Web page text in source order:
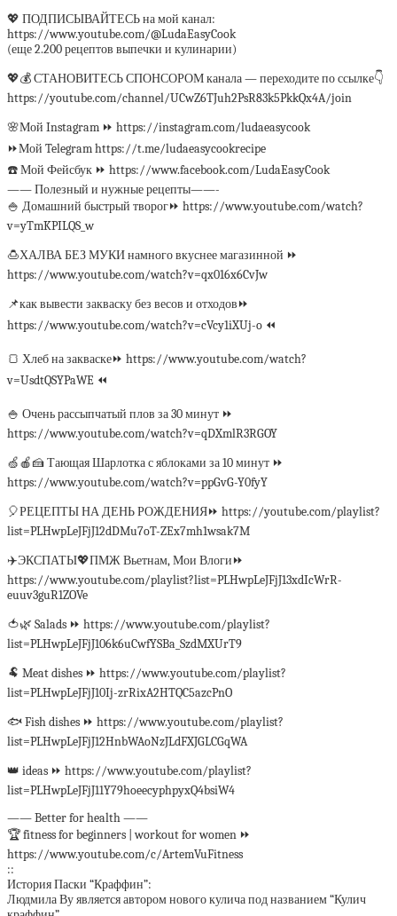
💖 ПОДПИСЫВАЙТЕСЬ на мой канал:
https://www.youtube.com/@LudaEasyCook
(еще 2.200 рецептов выпечки и кулинарии)
💖💰 СТАНОВИТЕСЬ СПОНСОРОМ канала — переходите по ссылке👇
https://youtube.com/channel/UCwZ6TJuh2PsR83k5PkkQx4A/join
🌸Мой Instagram ⏩ https://instagram.com/ludaeasycook
⏩Мой Telegram https://t.me/ludaeasycookrecipe
☎️ Мой Фейсбук ⏩ https://www.facebook.com/LudaEasyCook
—— Полезный и нужные рецепты——-
🍚 Домашний быстрый творог⏩ https://www.youtube.com/watch?
v=yTmKPILQS_w
🍮ХАЛВА БЕЗ МУКИ намного вкуснее магазинной ⏩
https://www.youtube.com/watch?v=qx016x6CvJw
📌как вывести закваску без весов и отходов⏩
https://www.youtube.com/watch?v=cVcy1iXUj-o ⏪
🍞 Хлеб на закваске⏩ https://www.youtube.com/watch?
v=UsdtQSYPaWE ⏪
🍚 Очень рассыпчатый плов за 30 минут ⏩
https://www.youtube.com/watch?v=qDXmlR3RGOY
🍏🍎🍰 Тающая Шарлотка с яблоками за 10 минут ⏩
https://www.youtube.com/watch?v=ppGvG-Y0fyY
🎈РЕЦЕПТЫ НА ДЕНЬ РОЖДЕНИЯ⏩ https://youtube.com/playlist?
list=PLHwpLeJFjJ12dDMu7oT-ZEx7mh1wsak7M
✈️ЭКСПАТЫ💖ПМЖ Вьетнам, Мои Влоги⏩
https://www.youtube.com/playlist?list=PLHwpLeJFjJ13xdIcWrR-
euuv3guR1ZOVe
🍅🌿 Salads ⏩ https://www.youtube.com/playlist?
list=PLHwpLeJFjJ106k6uCwfYSBa_SzdMXUrT9
🐏 Meat dishes ⏩ https://www.youtube.com/playlist?
list=PLHwpLeJFjJ10Ij-zrRixA2HTQC5azcPnO
🐟 Fish dishes ⏩ https://www.youtube.com/playlist?
list=PLHwpLeJFjJ12HnbWAoNzJLdFXJGLCGqWA
👑 ideas ⏩ https://www.youtube.com/playlist?
list=PLHwpLeJFjJ11Y79hoeecyphpyxQ4bsiW4
—— Better for health ——
🏆 fitness for beginners | workout for women ⏩
https://www.youtube.com/c/ArtemVuFitness
::
История Паски “Краффин”:
Людмила Ву является автором нового кулича под названием “Кулич